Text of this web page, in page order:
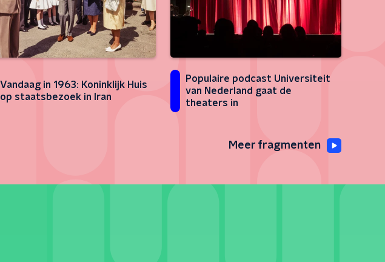
Vandaag in 1963: Koninklijk Huis
op staatsbezoek in Iran
Populaire podcast Universiteit
van Nederland gaat de
theaters in
Meer fragmenten